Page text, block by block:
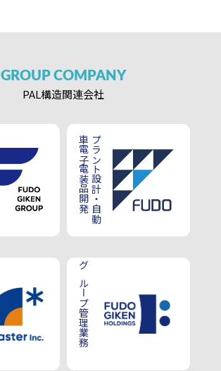
GROUP COMPANY
PAL構造関連会社
プラント設計・自動
車電子電装品開発
グループ管理業務